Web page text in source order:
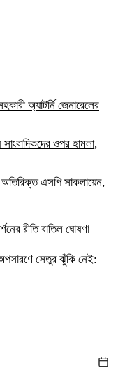
অ্যাটর্নি জেনারেলের
সাংবাদিকদের ওপর হামলা,
অতিরিক্ত এসপি সাকলায়েন,
রীতি বাতিল ঘোষণা
অপসারণে সেতুর ঝুঁকি নেই: